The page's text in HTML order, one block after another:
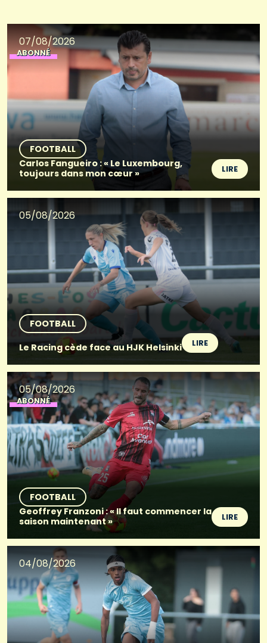
07/08/2026
ABONNÉ
FOOTBALL
Carlos Fangueiro : « Le Luxembourg,
toujours dans mon cœur »
LIRE
05/08/2026
FOOTBALL
Le Racing cède face au HJK Helsinki
LIRE
05/08/2026
ABONNÉ
FOOTBALL
Geoffrey Franzoni : « Il faut commencer la
saison maintenant »
LIRE
04/08/2026